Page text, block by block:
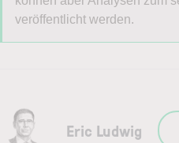
Vorname
Nachname
veröffentlicht werden.
Eric Ludwig